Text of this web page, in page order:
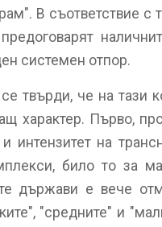
В съответствие с
системен отпор.
твърди, че на тази
характер. Първо,
и интензитет на
било то за
държави е вече
"средните" и